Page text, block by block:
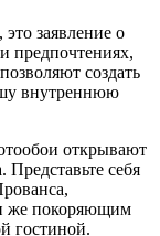
заявление о
предпочтениях,
создать
внутреннюю
открывают
Представьте себя
же покоряющим
гостиной.